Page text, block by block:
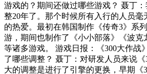
游戏的？期间还做过哪些游戏？ 聂丁
整20年了。那个时候所有入行的人员
的热爱。最初在韩国制作《传奇3》系
游，期间也制作了《小小部落》《波克
等诸多游戏。 游戏日报：《300大作战
了哪些调整？ 聂丁：对研发人员来说
大的调整是进行了引擎的更换，早期《